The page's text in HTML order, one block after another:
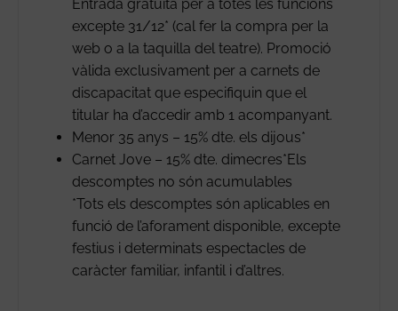
Entrada gratuïta per a totes les funcions
excepte 31/12* (cal fer la compra per la
web o a la taquilla del teatre). Promoció
vàlida exclusivament per a carnets de
discapacitat que especifiquin que el
titular ha d’accedir amb 1 acompanyant.
Menor 35 anys – 15% dte. els dijous*
Carnet Jove – 15% dte. dimecres*Els
descomptes no són acumulables
*Tots els descomptes són aplicables en
funció de l’aforament disponible, excepte
festius i determinats espectacles de
caràcter familiar, infantil i d’altres.